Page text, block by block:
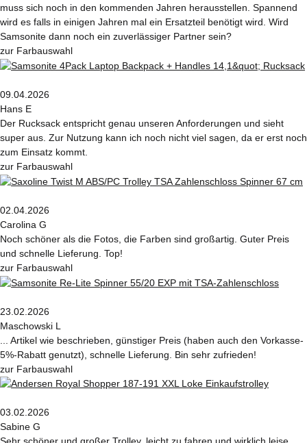
muss sich noch in den kommenden Jahren herausstellen. Spannend
wird es falls in einigen Jahren mal ein Ersatzteil benötigt wird. Wird
Samsonite dann noch ein zuverlässiger Partner sein?
zur Farbauswahl
09.04.2026
Hans E
Der Rucksack entspricht genau unseren Anforderungen und sieht
super aus. Zur Nutzung kann ich noch nicht viel sagen, da er erst noch
zum Einsatz kommt.
zur Farbauswahl
02.04.2026
Carolina G
Noch schöner als die Fotos, die Farben sind großartig. Guter Preis
und schnelle Lieferung. Top!
zur Farbauswahl
23.02.2026
Maschowski L
... Artikel wie beschrieben, günstiger Preis (haben auch den Vorkasse-
5%-Rabatt genutzt), schnelle Lieferung. Bin sehr zufrieden!
zur Farbauswahl
03.02.2026
Sabine G